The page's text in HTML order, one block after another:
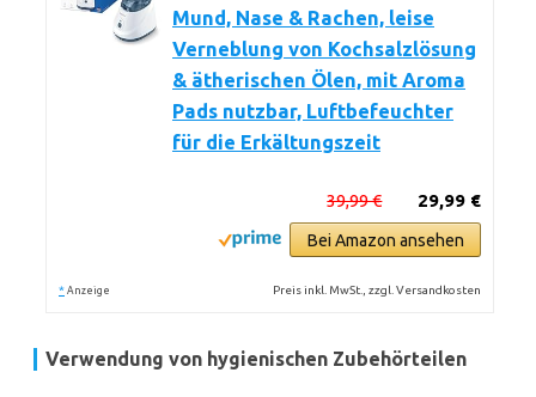
Mund, Nase & Rachen, leise
Verneblung von Kochsalzlösung
& ätherischen Ölen, mit Aroma
Pads nutzbar, Luftbefeuchter
für die Erkältungszeit
29,99 €
39,99 €
Bei Amazon ansehen
* Anzeige Preis inkl. MwSt., zzgl. Versandkosten
Verwendung von hygienischen Zubehörteilen